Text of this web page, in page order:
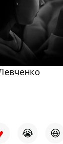
😭 😆